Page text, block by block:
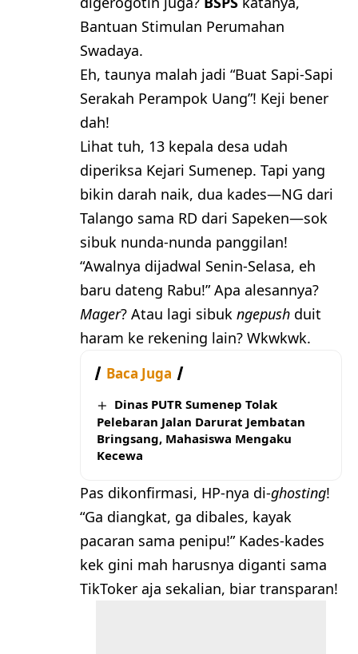
Bantuan Stimulan Perumahan
Swadaya.
Eh, taunya malah jadi “Buat Sapi-Sapi
Serakah Perampok Uang”! Keji bener
dah!
Lihat tuh, 13 kepala desa udah
diperiksa Kejari Sumenep. Tapi yang
bikin darah naik, dua kades—NG dari
Talango sama RD dari Sapeken—sok
sibuk nunda-nunda panggilan!
“Awalnya dijadwal Senin-Selasa, eh
baru dateng Rabu!” Apa alesannya?
Mager? Atau lagi sibuk ngepush duit
haram ke rekening lain? Wkwkwk.
Baca Juga
Dinas PUTR Sumenep Tolak
Pelebaran Jalan Darurat Jembatan
Bringsang, Mahasiswa Mengaku
Kecewa
Pas dikonfirmasi, HP-nya di-ghosting!
“Ga diangkat, ga dibales, kayak
pacaran sama penipu!” Kades-kades
kek gini mah harusnya diganti sama
TikToker aja sekalian, biar transparan!